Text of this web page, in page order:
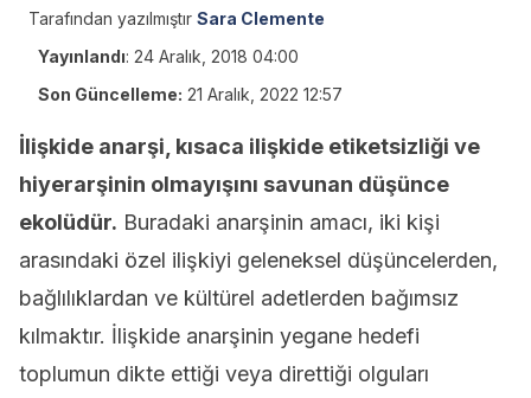
Tarafından yazılmıştır Sara Clemente
Yayınlandı: 24 Aralık, 2018 04:00
Son Güncelleme: 21 Aralık, 2022 12:57
İlişkide anarşi, kısaca ilişkide etiketsizliği ve
hiyerarşinin olmayışını savunan düşünce
ekolüdür. Buradaki anarşinin amacı, iki kişi
arasındaki özel ilişkiyi geleneksel düşüncelerden,
bağlılıklardan ve kültürel adetlerden bağımsız
kılmaktır. İlişkide anarşinin yegane hedefi
toplumun dikte ettiği veya direttiği olguları